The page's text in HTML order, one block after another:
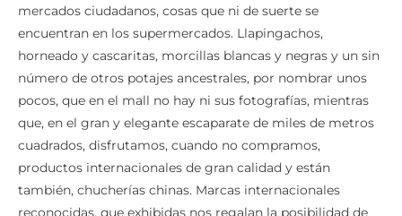
mercados ciudadanos, cosas que ni de suerte se
encuentran en los supermercados. Llapingachos,
horneado y cascaritas, morcillas blancas y negras y un sin
número de otros potajes ancestrales, por nombrar unos
pocos, que en el mall no hay ni sus fotografías, mientras
que, en el gran y elegante escaparate de miles de metros
cuadrados, disfrutamos, cuando no compramos,
productos internacionales de gran calidad y están
también, chucherías chinas. Marcas internacionales
reconocidas, que exhibidas nos regalan la posibilidad de